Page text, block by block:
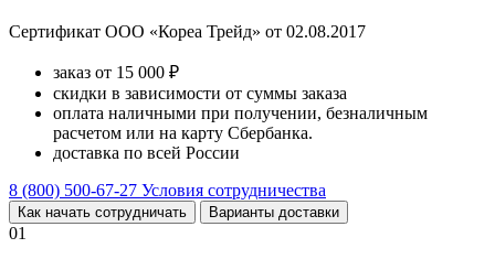
Сертификат ООО «Кореа Трейд» от 02.08.2017
заказ от 15 000 ₽
скидки в зависимости от суммы заказа
оплата наличными при получении, безналичным
расчетом или на карту Сбербанка.
доставка по всей России
8 (800) 500-67-27 Условия сотрудничества
Как начать сотрудничать Варианты доставки
01